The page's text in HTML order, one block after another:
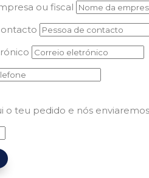
ou fiscal
o teu pedido e nós